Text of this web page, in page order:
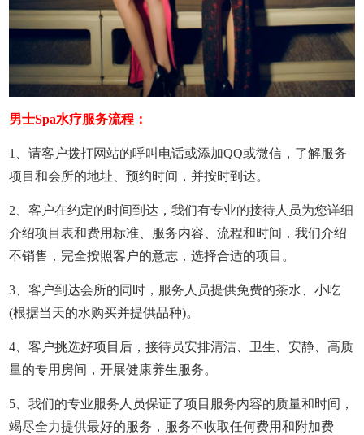
男士Spa水疗服务流程：
1、请客户拨打网站的呼叫电话或添加QQ或微信，了解服务
项目和会所的地址、预约时间，并按时到达。
2、客户在约定的时间到达，我们有专业的接待人员为您详细
介绍项目表和费用标准、服务内容、流程和时间，我们介绍
不销售，完全按照客户的意志，选择合适的项目。
3、客户到达会所的同时，服务人员提供免费的茶水、小吃
(根据当天的水购买并提供品种)。
4、客户挑选好项目后，接待员安排清洁、卫生、安静、高质
量的专用房间，开展健康养生服务。
5、我们的专业服务人员保证了项目服务内容的质量和时间，
竭尽全力提供最好的服务，服务不收取任何费用和附加费